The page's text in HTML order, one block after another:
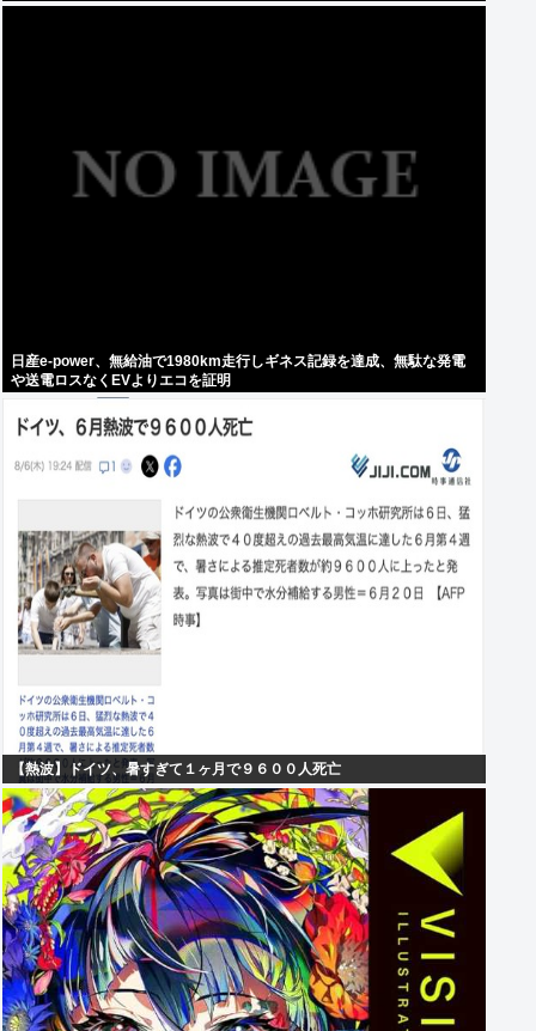
日産e-power、無給油で1980km走行しギネス記録を達成、無駄な発電
や送電ロスなくEVよりエコを証明
【熱波】ドイツ、暑すぎて１ヶ月で９６００人死亡